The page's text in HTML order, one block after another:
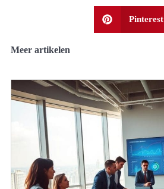
Pinterest
Meer artikelen